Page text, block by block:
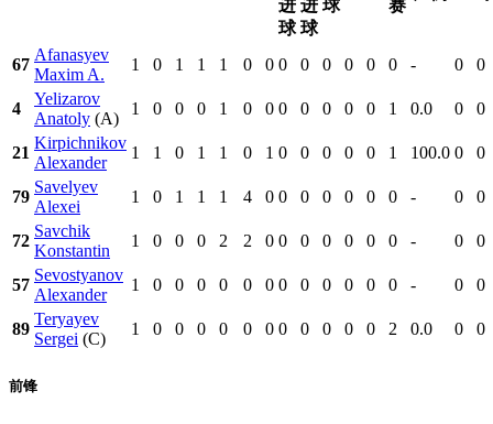
进
球
进
球
球 赛
67
Afanasyev
Maxim A.
1 0 1 1 1 0 0 0 0 0 0 0 0 - 0 0
4
Yelizarov
Anatoly (A)
1 0 0 0 1 0 0 0 0 0 0 0 1 0.0 0 0
21
Kirpichnikov
Alexander
1 1 0 1 1 0 1 0 0 0 0 0 1 100.0 0 0
79
Savelyev
Alexei
1 0 1 1 1 4 0 0 0 0 0 0 0 - 0 0
72
Savchik
Konstantin
1 0 0 0 2 2 0 0 0 0 0 0 0 - 0 0
57
Sevostyanov
Alexander
1 0 0 0 0 0 0 0 0 0 0 0 0 - 0 0
89
Teryayev
Sergei (C)
1 0 0 0 0 0 0 0 0 0 0 0 2 0.0 0 0
前锋